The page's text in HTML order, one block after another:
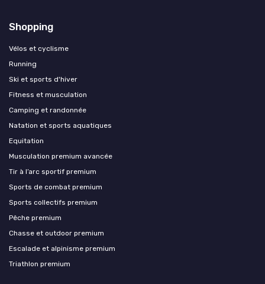
Shopping
Vélos et cyclisme
Running
Ski et sports d'hiver
Fitness et musculation
Camping et randonnée
Natation et sports aquatiques
Equitation
Musculation premium avancée
Tir à l’arc sportif premium
Sports de combat premium
Sports collectifs premium
Pêche premium
Chasse et outdoor premium
Escalade et alpinisme premium
Triathlon premium